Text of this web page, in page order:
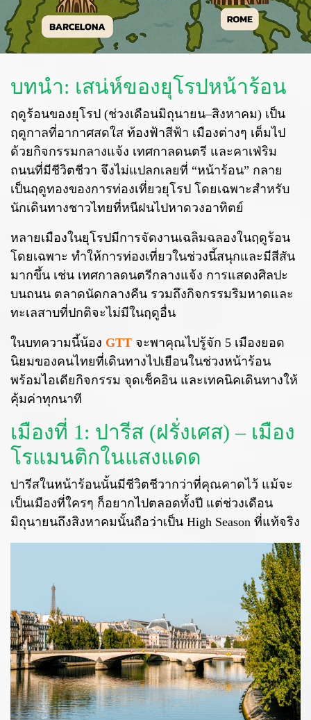
บทนำ: เสน่ห์ของยุโรปหน้าร้อน
ฤดูร้อนของยุโรป (ช่วงเดือนมิถุนายน–สิงหาคม) เป็น
ฤดูกาลที่อากาศสดใส ท้องฟ้าสีฟ้า เมืองต่างๆ เต็มไป
ด้วยกิจกรรมกลางแจ้ง เทศกาลดนตรี และคาเฟ่ริม
ถนนที่มีชีวิตชีวา จึงไม่แปลกเลยที่ “หน้าร้อน” กลาย
เป็นฤดูทองของการท่องเที่ยวยุโรป โดยเฉพาะสำหรับ
นักเดินทางชาวไทยที่หนีฝนไปหาดวงอาทิตย์
หลายเมืองในยุโรปมีการจัดงานเฉลิมฉลองในฤดูร้อน
โดยเฉพาะ ทำให้การท่องเที่ยวในช่วงนี้สนุกและมีสีสัน
มากขึ้น เช่น เทศกาลดนตรีกลางแจ้ง การแสดงศิลปะ
บนถนน ตลาดนัดกลางคืน รวมถึงกิจกรรมริมหาดและ
ทะเลสาบที่ปกติจะไม่มีในฤดูอื่น
ในบทความนี้น้อง GTT จะพาคุณไปรู้จัก 5 เมืองยอด
นิยมของคนไทยที่เดินทางไปเยือนในช่วงหน้าร้อน
พร้อมไอเดียกิจกรรม จุดเช็คอิน และเทคนิคเดินทางให้
คุ้มค่าทุกนาที
เมืองที่ 1: ปารีส (ฝรั่งเศส) – เมือง
โรแมนติกในแสงแดด
ปารีสในหน้าร้อนนั้นมีชีวิตชีวากว่าที่คุณคาดไว้ แม้จะ
เป็นเมืองที่ใครๆ ก็อยากไปตลอดทั้งปี แต่ช่วงเดือน
มิถุนายนถึงสิงหาคมนั้นถือว่าเป็น High Season ที่แท้จริง